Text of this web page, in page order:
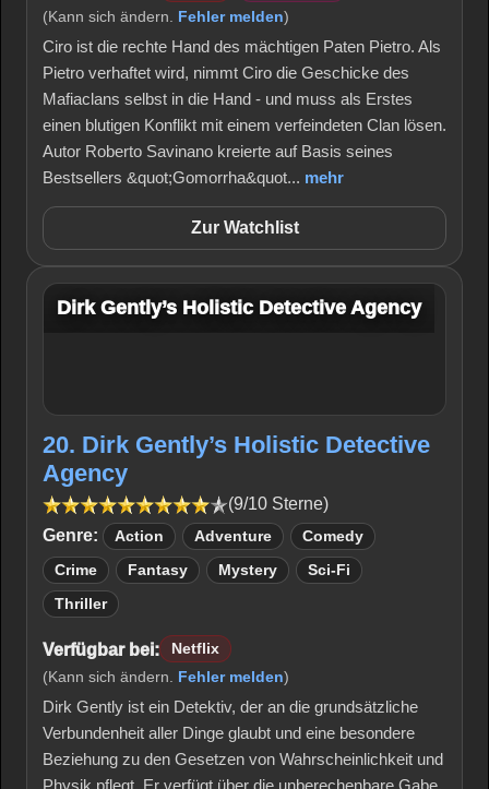
(Kann sich ändern. Fehler melden)
Ciro ist die rechte Hand des mächtigen Paten Pietro. Als
Pietro verhaftet wird, nimmt Ciro die Geschicke des
Mafiaclans selbst in die Hand - und muss als Erstes
einen blutigen Konflikt mit einem verfeindeten Clan lösen.
Autor Roberto Savinano kreierte auf Basis seines
Bestsellers &quot;Gomorrha&quot... mehr
Zur Watchlist
Dirk Gently’s Holistic Detective Agency
20. Dirk Gently’s Holistic Detective
Agency
(9/10 Sterne)
Genre:
Action Adventure Comedy
Crime Fantasy Mystery Sci-Fi
Thriller
Verfügbar bei:
Netflix
(Kann sich ändern. Fehler melden)
Dirk Gently ist ein Detektiv, der an die grundsätzliche
Verbundenheit aller Dinge glaubt und eine besondere
Beziehung zu den Gesetzen von Wahrscheinlichkeit und
Physik pflegt. Er verfügt über die unberechenbare Gabe,